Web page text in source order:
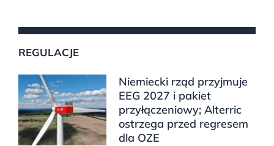
REGULACJE
Niemiecki rząd przyjmuje
EEG 2027 i pakiet
przyłączeniowy; Alterric
ostrzega przed regresem
dla OZE